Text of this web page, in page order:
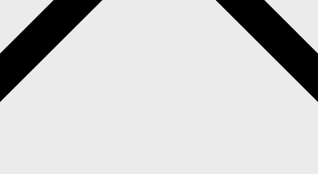
zwei verliebte Menschen an ihrem
festzuhalten.
ihr es euch wünscht, möchten wir unsere
rund um eure Trauung und die anschließende Feier.